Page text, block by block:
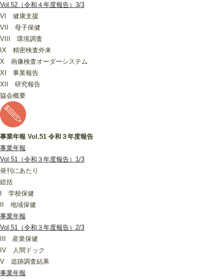
Vol.52（令和４年度報告）3/3
VI 健康支援
VII 母子保健
VIII 環境調査
IX 精密検査外来
X 画像検査オーダーシステム
XI 事業報告
XII 研究報告
協会概要
事業年報 Vol.51 令和３年度報告
事業年報
Vol.51（令和３年度報告）1/3
発刊にあたり
総括
I 学校保健
II 地域保健
事業年報
Vol.51（令和３年度報告）2/3
III 産業保健
IV 人間ドック
V 追跡調査結果
事業年報